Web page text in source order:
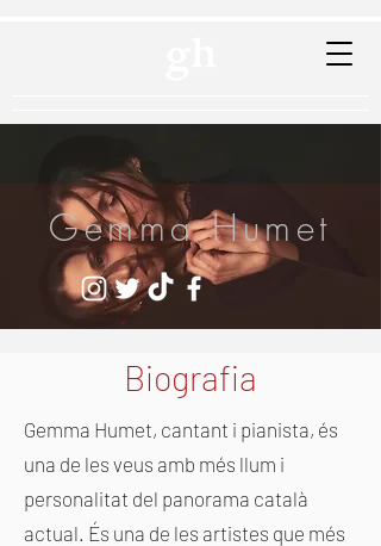
Gemma Humet
Biografia
Gemma Humet, cantant i pianista, és
una de les veus amb més llum i
personalitat del panorama català
actual. És una de les artistes que més